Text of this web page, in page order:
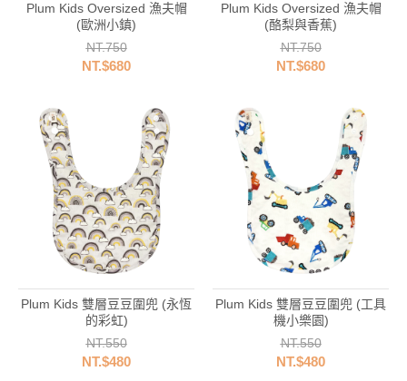
Plum Kids Oversized 漁夫帽
(歐洲小鎮)
NT.750
NT.$680
Plum Kids Oversized 漁夫帽
(酪梨與香蕉)
NT.750
NT.$680
Plum Kids 雙層豆豆圍兜 (永恆
的彩虹)
NT.550
NT.$480
Plum Kids 雙層豆豆圍兜 (工具
機小樂園)
NT.550
NT.$480